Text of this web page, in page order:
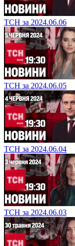
ТСН за 2024.06.06
ТСН за 2024.06.05
ТСН за 2024.06.04
ТСН за 2024.06.03